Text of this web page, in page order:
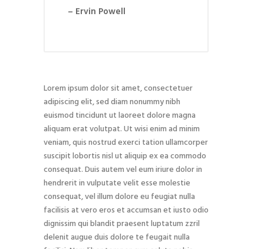
– Ervin Powell
Lorem ipsum dolor sit amet, consectetuer
adipiscing elit, sed diam nonummy nibh
euismod tincidunt ut laoreet dolore magna
aliquam erat volutpat. Ut wisi enim ad minim
veniam, quis nostrud exerci tation ullamcorper
suscipit lobortis nisl ut aliquip ex ea commodo
consequat. Duis autem vel eum iriure dolor in
hendrerit in vulputate velit esse molestie
consequat, vel illum dolore eu feugiat nulla
facilisis at vero eros et accumsan et iusto odio
dignissim qui blandit praesent luptatum zzril
delenit augue duis dolore te feugait nulla